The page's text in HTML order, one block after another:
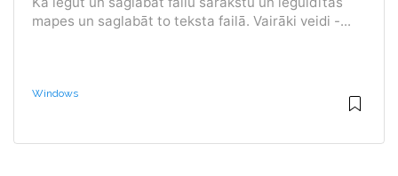
mapes un saglabāt to teksta failā. Vairāki veidi -...
Windows